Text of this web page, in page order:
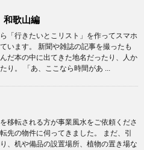
歌山編
「行きたいとこリスト」を作ってスマホ
います。 新聞や雑誌の記事を撮ったも
だ本の中に出てきた地名だったり、人か
り。 「あ、ここなら時間があ ...
移転される方が事業風水をご依頼くださ
先の物件に伺ってきました。 まだ、引
、机や備品の設置場所、植物の置き場な